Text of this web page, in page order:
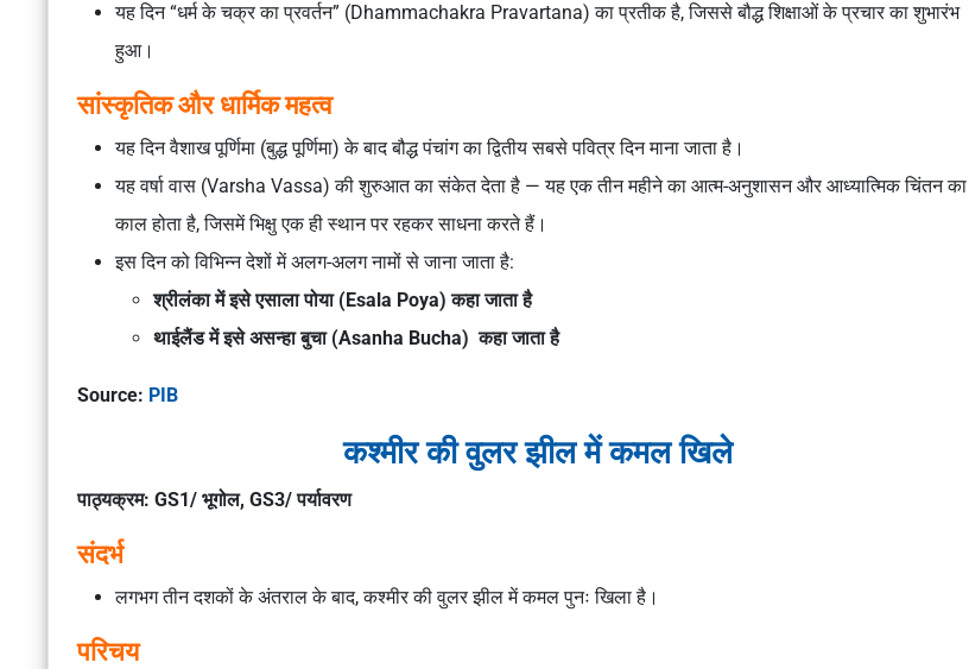
यह दिन “धर्म के चक्र का प्रवर्तन” (Dhammachakra Pravartana) का प्रतीक है, जिससे बौद्ध शिक्षाओं के प्रचार का शुभारंभ
हुआ।
सांस्कृतिक और धार्मिक महत्व
यह दिन वैशाख पूर्णिमा (बुद्ध पूर्णिमा) के बाद बौद्ध पंचांग का द्वितीय सबसे पवित्र दिन माना जाता है।
यह वर्षा वास (Varsha Vassa) की शुरुआत का संकेत देता है — यह एक तीन महीने का आत्म-अनुशासन और आध्यात्मिक चिंतन का
काल होता है, जिसमें भिक्षु एक ही स्थान पर रहकर साधना करते हैं।
इस दिन को विभिन्न देशों में अलग-अलग नामों से जाना जाता है:
श्रीलंका में इसेएसाला पोया (Esala Poya) कहा जाता है
थाईलैंड में इसेअसन्हा बुचा (Asanha Bucha) कहा जाता है
Source: PIB
कश्मीर की वुलर झील में कमल खिले
पाठ्यक्रम: GS1/ भूगोल, GS3/ पर्यावरण
संदर्भ
लगभग तीन दशकों के अंतराल के बाद, कश्मीर की वुलर झील में कमल पुनः खिला है।
परिचय